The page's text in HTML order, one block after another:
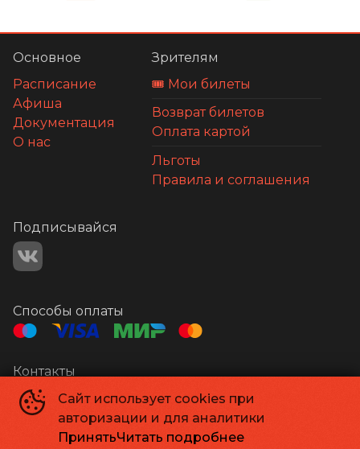
Сайт использует cookies при
авторизации и для аналитики
ПринятьЧитать подробнее
Основное
Расписание
Афиша
Документация
О нас
Зрителям
🎟️ Мои билеты
Возврат билетов
Оплата картой
Льготы
Правила и соглашения
Подписывайся
Способы оплаты
Контакты
Кинотеатр Мир
+7 484396 29-16
Центр Досуга +7 484397 53-11
Администрация kino@obninsk.com